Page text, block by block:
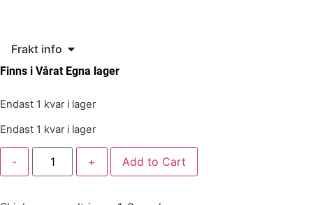
Frakt info
Finns i Vårat Egna lager
Endast 1 kvar i lager
Endast 1 kvar i lager
- + Add to Cart